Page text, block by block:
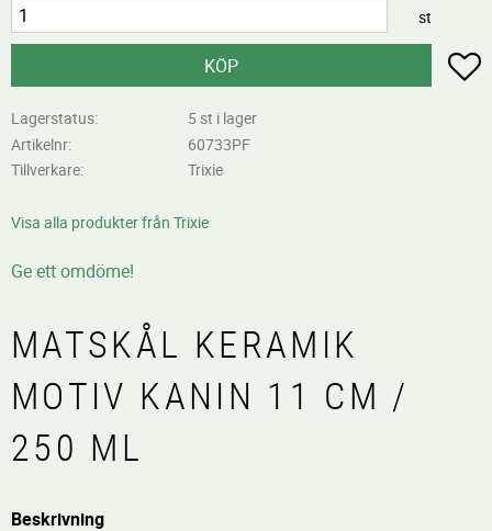
st
KÖP
Lagerstatus
5 st i lager
Artikelnr
60733PF
Tillverkare
Trixie
Visa alla produkter från Trixie
Ge ett omdöme!
MATSKÅL KERAMIK
MOTIV KANIN 11 CM /
250 ML
Beskrivning